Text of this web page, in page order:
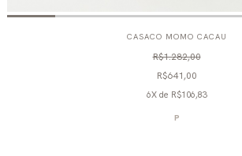
CASACO MOMO CACAU
R$1.282,00
R$641,00
6X de R$106,83
P